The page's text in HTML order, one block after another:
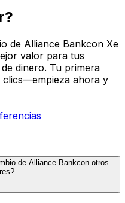
de Alliance Bankcon Xe
valor para tus
dinero. Tu primera
clics—empieza ahora y
de Alliance Bankcon otros